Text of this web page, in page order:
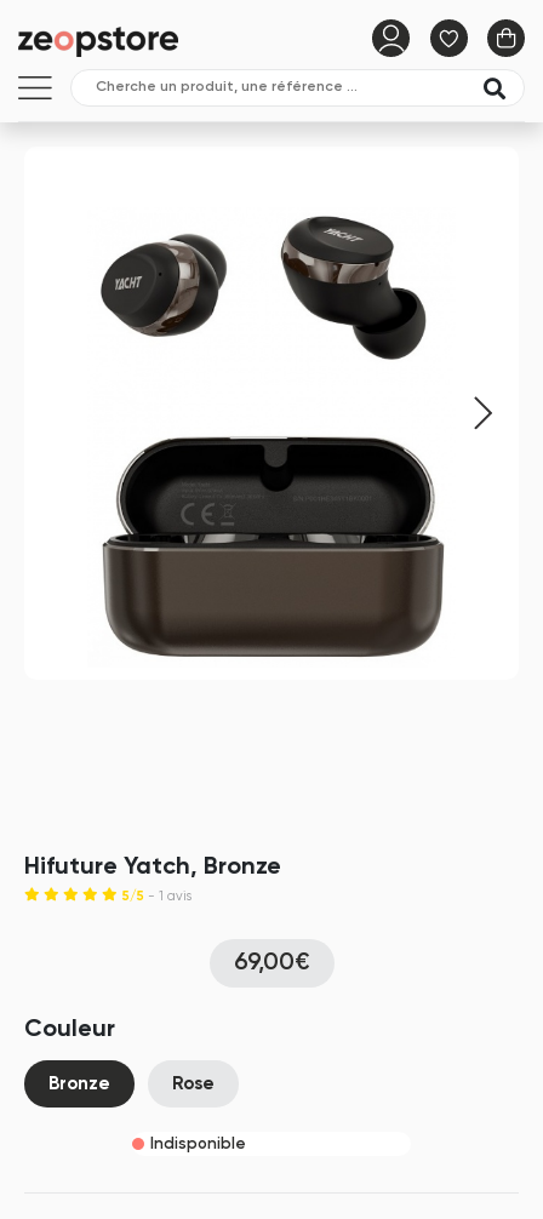
Hifuture Yatch, Bronze
5/5 - 1 avis
69,00€
Couleur
Bronze Rose
Indisponible